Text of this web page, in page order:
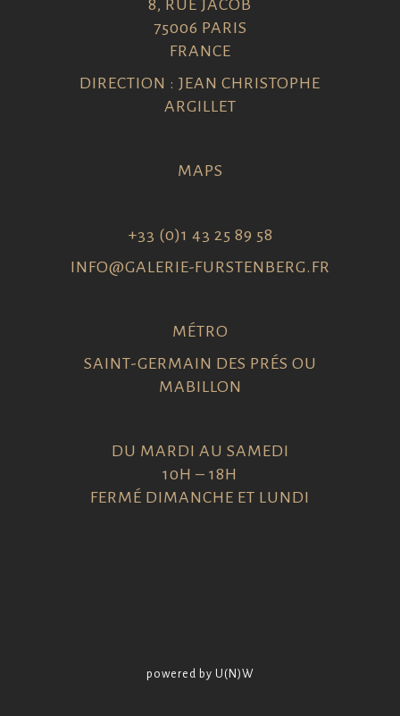
8, RUE JACOB
75006 PARIS
FRANCE
DIRECTION : JEAN CHRISTOPHE
ARGILLET
MAPS
+33 (0)1 43 25 89 58
INFO@GALERIE-FURSTENBERG.FR
MÉTRO
SAINT-GERMAIN DES PRÉS OU
MABILLON
DU MARDI AU SAMEDI
10H – 18H
FERMÉ DIMANCHE ET LUNDI
powered by U(N)W